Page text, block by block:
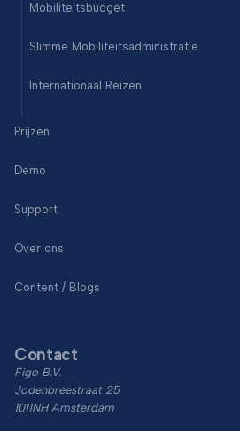
Mobiliteitsbudget
Slimme Mobiliteitsadministratie
Internationaal Reizen
Prijzen
Demo
Support
Over ons
Content / Blogs
Contact
Figo B.V.
Jodenbreestraat 25
1011NH Amsterdam